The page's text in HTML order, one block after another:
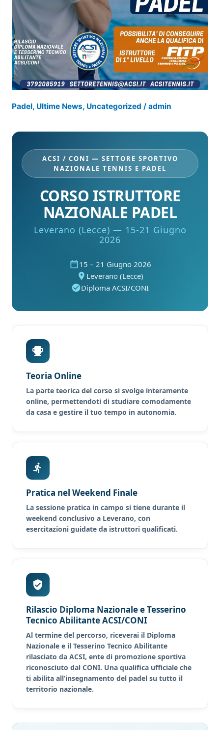
Padel, Ultime News, Uncategorized / admin
ACSI / CONI — SETTORE SPORTIVO
NAZIONALE TENNIS E PADEL
CORSO ISTRUTTORE
NAZIONALE PADEL
Leverano (Lecce) — 15-21 Giugno
2026
15 – 21 Giugno 2026
Leverano (Lecce)
Diploma ACSI/CONI
Teoria Online
La parte teorica del corso si svolge interamente
online, permettendoti di studiare comodamente
da casa e gestire il tuo tempo in autonomia.
Pratica nel Weekend Finale
La sessione pratica in campo si tiene durante il
weekend conclusivo a Leverano, con
esercitazioni guidate da istruttori qualificati.
Rilascio Diploma Nazionale e Tesserino
Tecnico Abilitante ACSI/CONI
Al termine del percorso, riceverai il Diploma
Nazionale e il Tesserino Tecnico Abilitante
rilasciato da ACSI, ente di promozione sportiva
riconosciuto dal CONI. Una qualifica ufficiale che
ti abilita all’insegnamento del padel su tutto il
territorio nazionale.